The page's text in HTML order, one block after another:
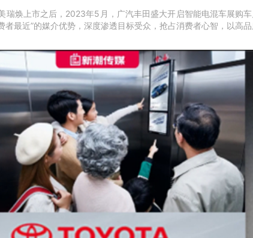
瑞焕上市之后，2023年5月，广汽丰田盛大开启智能电混车展购
者最近”的媒介优势，深度渗透目标受众，抢占消费者心智，以高